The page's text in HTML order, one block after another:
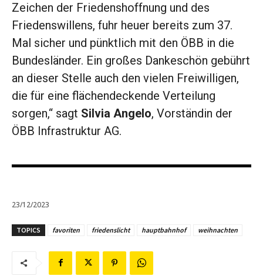
Zeichen der Friedenshoffnung und des
Friedenswillens, fuhr heuer bereits zum 37.
Mal sicher und pünktlich mit den ÖBB in die
Bundesländer. Ein großes Dankeschön gebührt
an dieser Stelle auch den vielen Freiwilligen,
die für eine flächendeckende Verteilung
sorgen,“ sagt Silvia Angelo, Vorständin der
ÖBB Infrastruktur AG.
23/12/2023
TOPICS favoriten friedenslicht hauptbahnhof weihnachten